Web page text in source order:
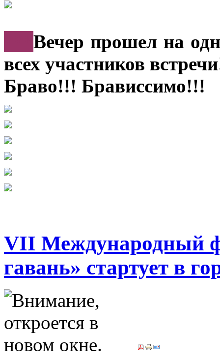
Вечер прошел на
всех участников
Браво!!! Брависсимо!!!
VII Международный
гавань» стартует в